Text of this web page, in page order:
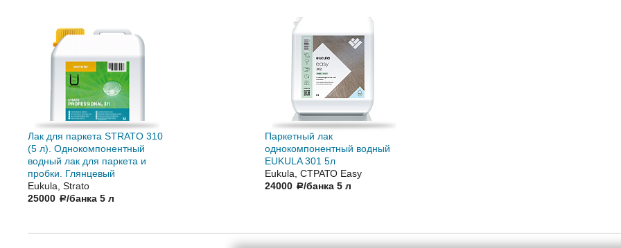
Лак для паркета STRATO 310
(5 л). Однокомпонентный
водный лак для паркета и
пробки. Глянцевый
Eukula, Strato
25000 a/банка 5 л
Паркетный лак
однокомпонентный водный
EUKULA 301 5л
Eukula, СТРАТО Easy
24000 a/банка 5 л